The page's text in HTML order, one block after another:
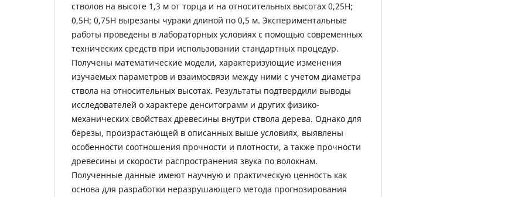
стволов на высоте 1,3 м от торца и на относительных высотах 0,25H;
0,5H; 0,75Н вырезаны чураки длиной по 0,5 м. Экспериментальные
работы проведены в лабораторных условиях с помощью современных
технических средств при использовании стандартных процедур.
Получены математические модели, характеризующие изменения
изучаемых параметров и взаимосвязи между ними с учетом диаметра
ствола на относительных высотах. Результаты подтвердили выводы
исследователей о характере денситограмм и других физико-
механических свойствах древесины внутри ствола дерева. Однако для
березы, произрастающей в описанных выше условиях, выявлены
особенности соотношения прочности и плотности, а также прочности
древесины и скорости распространения звука по волокнам.
Полученные данные имеют научную и практическую ценность как
основа для разработки неразрушающего метода прогнозирования